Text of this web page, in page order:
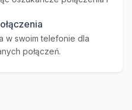
w swoim telefonie dla
połączeń.